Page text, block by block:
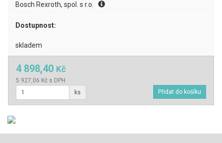
Bosch Rexroth, spol. s r.o.
Dostupnost:
skladem
4 898,40 Kč
5 927,06 Kč s DPH
ks